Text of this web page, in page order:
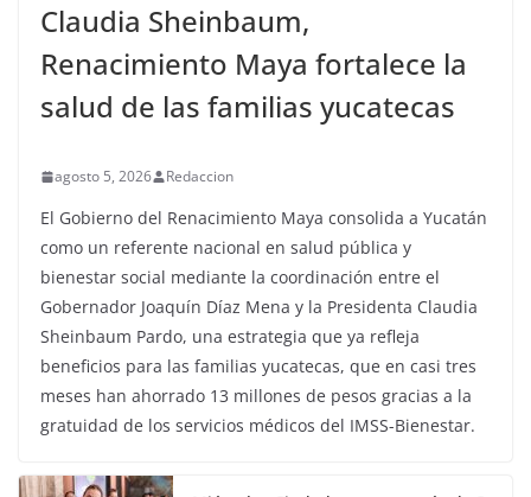
Claudia Sheinbaum,
Renacimiento Maya fortalece la
salud de las familias yucatecas
agosto 5, 2026 Redaccion
El Gobierno del Renacimiento Maya consolida a Yucatán
como un referente nacional en salud pública y
bienestar social mediante la coordinación entre el
Gobernador Joaquín Díaz Mena y la Presidenta Claudia
Sheinbaum Pardo, una estrategia que ya refleja
beneficios para las familias yucatecas, que en casi tres
meses han ahorrado 13 millones de pesos gracias a la
gratuidad de los servicios médicos del IMSS-Bienestar.